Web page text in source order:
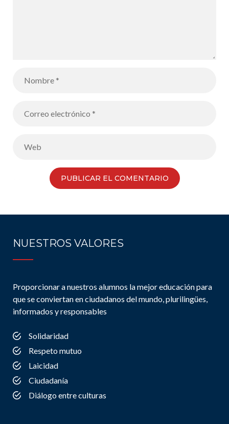
NUESTROS VALORES
Proporcionar a nuestros alumnos la mejor educación para
que se conviertan en ciudadanos del mundo, plurilingües,
informados y responsables
Solidaridad
Respeto mutuo
Laicidad
Ciudadanía
Diálogo entre culturas